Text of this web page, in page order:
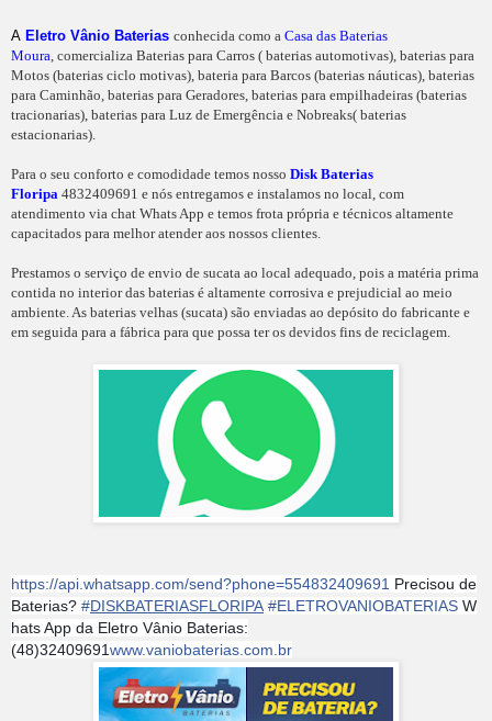
A Eletro Vânio Baterias conhecida como a Casa das Baterias
Moura , comercializa Baterias para Carros ( baterias automotivas), baterias para
Motos (baterias ciclo motivas), bateria para Barcos (baterias náuticas), baterias
para Caminhão, baterias para Geradores, baterias para empilhadeiras (baterias
tracionarias), baterias para Luz de Emergência e Nobreaks( baterias
estacionarias).
Para o seu conforto e comodidade temos nosso Disk Baterias
Floripa 4832409691 e nós entregamos e instalamos no local, com
atendimento via chat Whats App e temos frota própria e técnicos altamente
capacitados para melhor atender aos nossos clientes.
Prestamos o serviço de envio de sucata ao local adequado, pois a matéria prima
contida no interior das baterias é altamente corrosiva e prejudicial ao meio
ambiente. As baterias velhas (sucata) são enviadas ao depósito do fabricante e
em seguida para a fábrica para que possa ter os devidos fins de reciclagem.
https://api.whatsapp.com/send?phone=554832409691 Precisou de
Baterias? #DISKBATERIASFLORIPA #ELETROVANIOBATERIAS W
hats App da Eletro Vânio Baterias:
(48)32409691www.vaniobaterias.com.br